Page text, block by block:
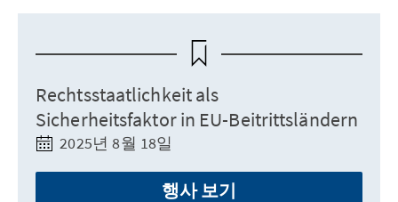
Rechtsstaatlichkeit als
Sicherheitsfaktor in EU-Beitrittsländern
2025년 8월 18일
행사 보기